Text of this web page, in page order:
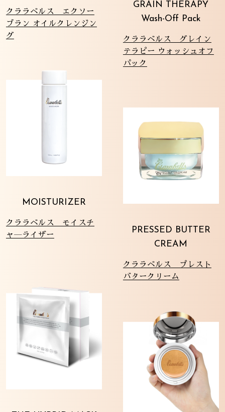
クララベルス エクソー
ブラン オイルクレンジン
グ
GRAIN THERAPY
Wash-Off Pack
クララベルス グレイン
テラピー ウォッシュオフ
パック
MOISTURIZER
クララベルス モイスチ
ャ―ライザー
PRESSED BUTTER
CREAM
クララベルス プレスト
バタークリーム